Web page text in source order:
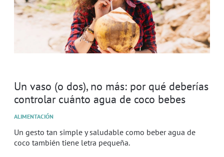
Un vaso (o dos), no más: por qué deberías
controlar cuánto agua de coco bebes
ALIMENTACIÓN
Un gesto tan simple y saludable como beber agua de
coco también tiene letra pequeña.